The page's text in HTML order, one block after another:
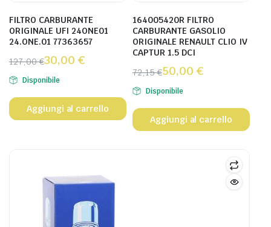
FILTRO CARBURANTE
ORIGINALE UFI 24ONE01
24.ONE.01 77363657
127,00€30,00 €
Disponibile
Aggiungi al carrello
164005420R FILTRO
CARBURANTE GASOLIO
ORIGINALE RENAULT CLIO IV
CAPTUR 1.5 DCI
72,15€50,00 €
Disponibile
Aggiungi al carrello